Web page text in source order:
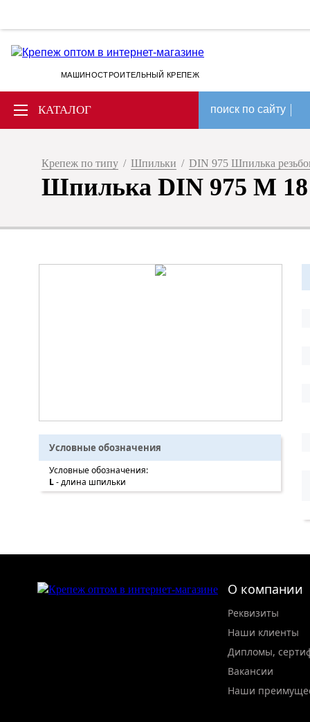
МАШИНОСТРОИТЕЛЬНЫЙ КРЕПЕЖ
КАТАЛОГ поиск по сайту
Крепеж по типу / Шпильки / DIN 975 Шпилька
Шпилька DIN 975 М 18
Условные обозначения
Условные обозначения:
L- длина шпильки
О компании
Реквизиты
Наши клиенты
Дипломы,
Вакансии
Наши